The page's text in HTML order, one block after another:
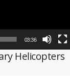
03:36
Helicopters